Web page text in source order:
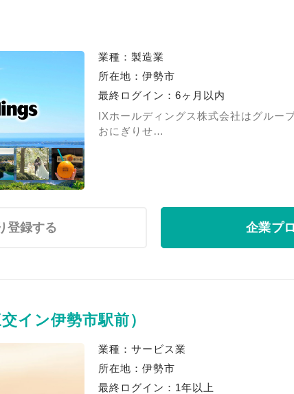
業種：製造業
所在地：伊勢市
最終ログイン：6ヶ月以内
IXホールディングス株式会社はグルー
おにぎりせ…
登録する 企業プ
イン伊勢市駅前）
業種：サービス業
所在地：伊勢市
最終ログイン：1年以上